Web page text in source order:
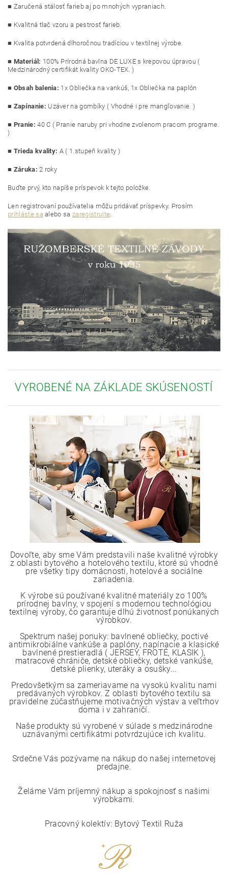
■ Zaručená stálosť farieb aj po mnohých vypraniach.
■ Kvalitná tlač vzoru a pestrosť farieb.
■ Kvalita potvrdená dlhoročnou tradíciou v textilnej výrobe.
■ Materiál: 100% Prírodná bavlna DE LUXE s krepovou úpravou (
Medzinárodný certifikát kvality OKO-TEX. )
■ Obsah balenia: 1x Obliečka na vankúš, 1x Obliečka na paplón
■ Zapínanie: Uzáver na gombíky ( Vhodné i pre mangľovanie. )
■ Pranie: 40 C ( Pranie naruby pri vhodne zvolenom pracom programe.
)
■ Trieda kvality: A ( 1.stupeň kvality )
■ Záruka: 2 roky
Buďte prvý, kto napíše príspevok k tejto položke.
Len registrovaní používatelia môžu pridávať príspevky. Prosím
prihláste sa alebo sazaregistrujte.
VYROBENÉ NA ZÁKLADE SKÚSENOSTÍ
Dovoľte, aby sme Vám predstavili naše kvalitné výrobky
z oblasti bytového a hotelového textilu, ktoré sú vhodné
pre všetky tipy domácnosti, hotelové a sociálne
zariadenia.
K výrobe sú používané kvalitné materiály zo 100%
prírodnej bavlny, v spojení s modernou technológiou
textilnej výroby, čo garantuje dlhú životnosť ponúkaných
výrobkov.
Spektrum našej ponuky: bavlnené obliečky, poctivé
antimikrobiálne vankúše a paplóny, napínacie a klasické
bavlnené prestieradlá ( JERSEY, FROTÉ, KLASIK ),
matracové chrániče, detské obliečky, detské vankúše,
detské plienky, uteráky a osušky...
Predovšetkým sa zameriavame na vysokú kvalitu nami
predávaných výrobkov. Z oblasti bytového textilu sa
pravidelne zúčastňujeme motivačných výstav a veľtrhov
doma i v zahraničí.
Naše produkty sú vyrobené v súlade s medzinárodne
uznávanými certifikátmi potvrdzujúce ich kvalitu.
Srdečne Vás pozývame na nákup do našej internetovej
predajne.
Želáme Vám príjemný nákup a spokojnosť s našimi
výrobkami.
Pracovný kolektív: Bytový Textil Ruža